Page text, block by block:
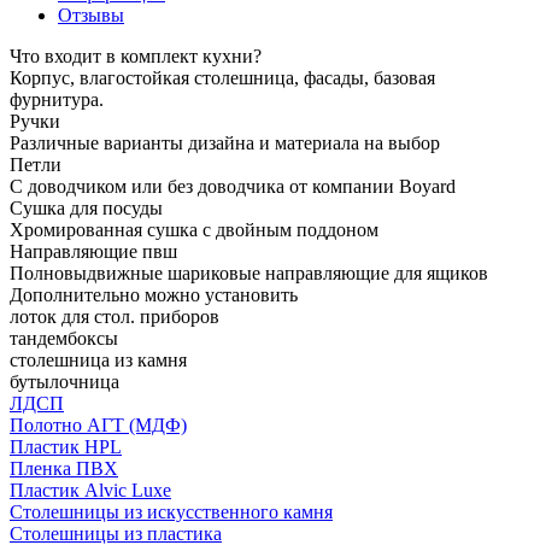
Отзывы
Что входит в комплект кухни?
Корпус, влагостойкая столешница, фасады, базовая
фурнитура.
Ручки
Различные варианты дизайна и материала на выбор
Петли
С доводчиком или без доводчика от компании Boyard
Сушка для посуды
Хромированная сушка с двойным поддоном
Направляющие пвш
Полновыдвижные шариковые направляющие для ящиков
Дополнительно можно установить
лоток для стол. приборов
тандембоксы
столешница из камня
бутылочница
ЛДСП
Полотно АГТ (МДФ)
Пластик HPL
Пленка ПВХ
Пластик Alvic Luxe
Столешницы из искусственного камня
Столешницы из пластика